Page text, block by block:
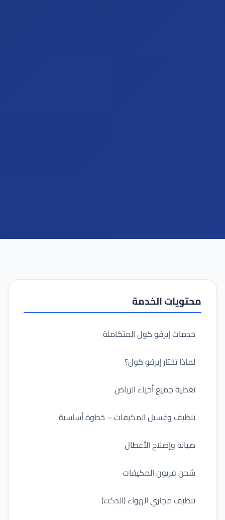
محتويات الخدمة
خدمات إيرفو كول المتكاملة
لماذا تختار إيرفو كول؟
تغطية جميع أحياء الرياض
تنظيف وغسيل المكيفات – خطوة أساسية
صيانة وإصلاح الأعطال
شحن فريون المكيفات
تنظيف مجاري الهواء (الدكت)